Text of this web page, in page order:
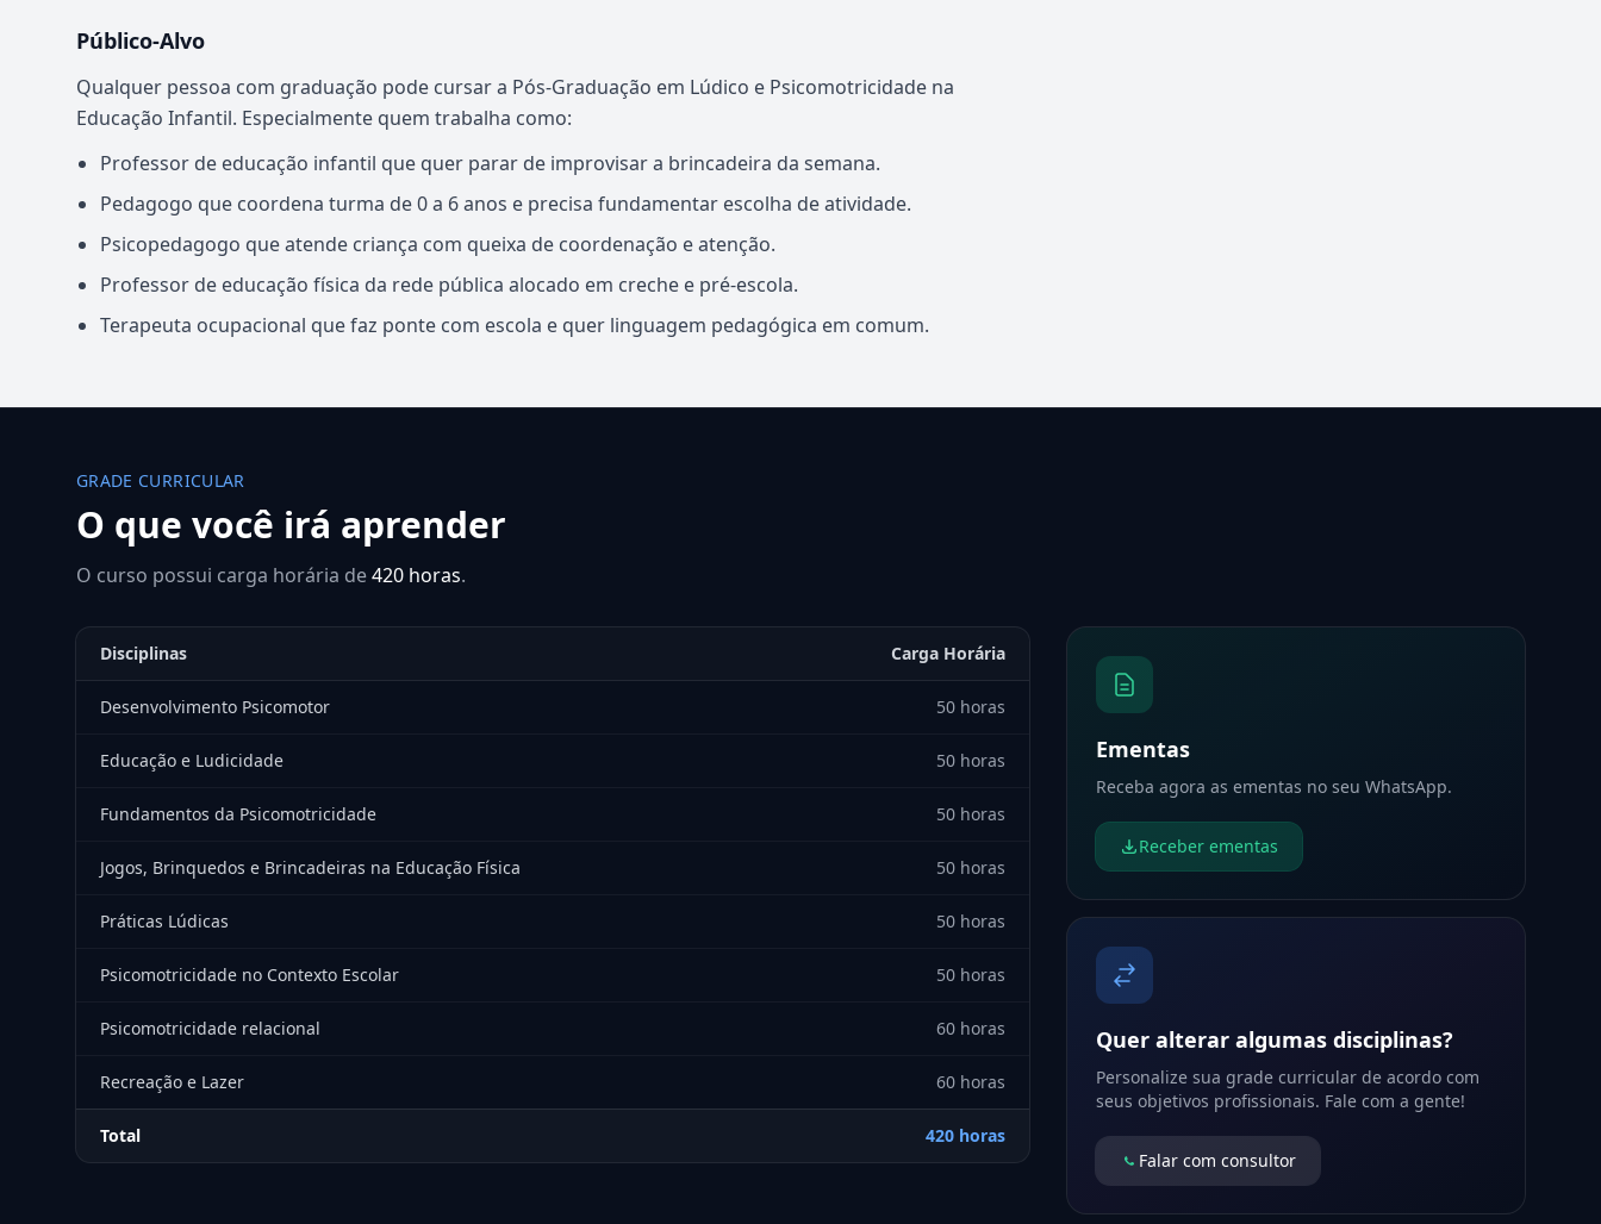
Público-Alvo
Qualquer pessoa com graduação pode cursar a Pós-Graduação em Lúdico e Psicomotricidade na
Educação Infantil. Especialmente quem trabalha como:
Professor de educação infantil que quer parar de improvisar a brincadeira da semana.
Pedagogo que coordena turma de 0 a 6 anos e precisa fundamentar escolha de atividade.
Psicopedagogo que atende criança com queixa de coordenação e atenção.
Professor de educação física da rede pública alocado em creche e pré-escola.
Terapeuta ocupacional que faz ponte com escola e quer linguagem pedagógica em comum.
GRADE CURRICULAR
O que você irá aprender
O curso possui carga horária de420 horas.
Disciplinas Carga Horária
Desenvolvimento Psicomotor 50 horas
Educação e Ludicidade 50 horas
Fundamentos da Psicomotricidade 50 horas
Jogos, Brinquedos e Brincadeiras na Educação Física 50 horas
Práticas Lúdicas 50 horas
Psicomotricidade no Contexto Escolar 50 horas
Psicomotricidade relacional 60 horas
Recreação e Lazer 60 horas
Total 420 horas
Ementas
Receba agora as ementas no seu WhatsApp.
Receber ementas
Quer alterar algumas disciplinas?
Personalize sua grade curricular de acordo com
seus objetivos profissionais. Fale com a gente!
Falar com consultor